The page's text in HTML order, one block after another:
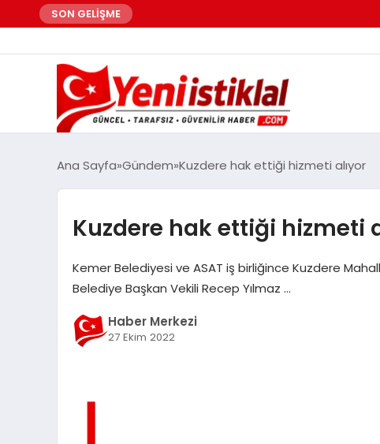
SON GELİŞME
Ana Sayfa Gündem Kuzdere hak ettiği hizmeti alıyor
Kuzdere hak ettiği hizmeti
Kemer Belediyesi ve ASAT iş birliğince Kuzdere
Belediye Başkan Vekili Recep Yılmaz …
Haber Merkezi
27 Ekim 2022